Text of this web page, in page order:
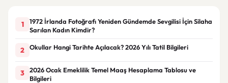
1
1972 İrlanda Fotoğrafı Yeniden Gündemde Sevgilisi İçin Silaha
Sarılan Kadın Kimdir?
2 Okullar Hangi Tarihte Açılacak? 2026 Yılı Tatil Bilgileri
3
2026 Ocak Emeklilik Temel Maaş Hesaplama Tablosu ve
Bilgileri